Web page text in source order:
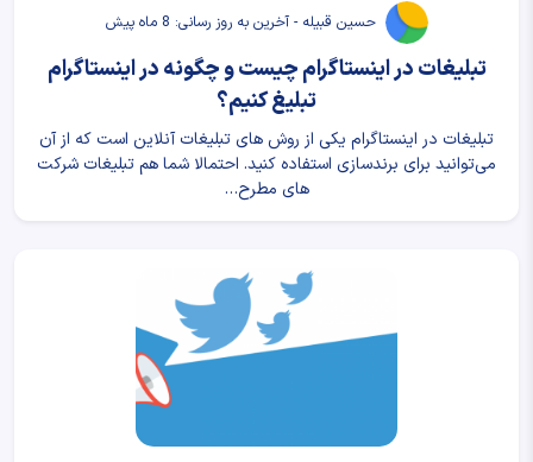
حسین قبیله - آخرین به روز رسانی: 8 ماه پیش
تبلیغات در اینستاگرام چیست و چگونه در اینستاگرام
تبلیغ کنیم؟
تبلیغات در اینستاگرام یکی از روش های تبلیغات آنلاین است که از آن
می‌توانید برای برندسازی استفاده کنید. احتمالا شما هم تبلیغات شرکت
های مطرح…